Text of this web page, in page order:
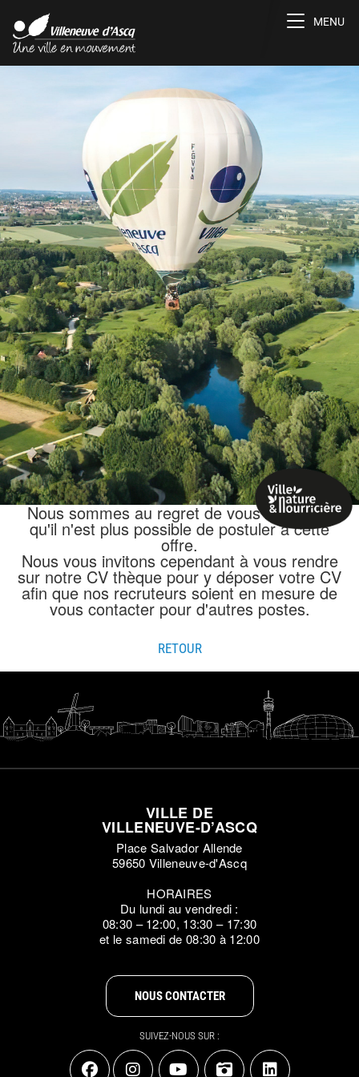
Toggle
MENU
Nous sommes au regret de vous annoncer
qu'il n'est plus possible de postuler à cette
offre.
Nous vous invitons cependant à vous rendre
sur notre CV thèque pour y déposer votre CV
afin que nos recruteurs soient en mesure de
vous contacter pour d'autres postes.
RETOUR
VILLE DE
VILLENEUVE-D’ASCQ
Place Salvador Allende
59650 Villeneuve-d'Ascq
HORAIRES
Du lundi au vendredi :
08:30 – 12:00, 13:30 – 17:30
et le samedi de 08:30 à 12:00
NOUS CONTACTER
SUIVEZ-NOUS SUR :